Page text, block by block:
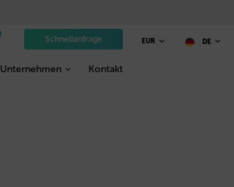
Schnellanfrage
Unternehmen Kontakt
EUR DE